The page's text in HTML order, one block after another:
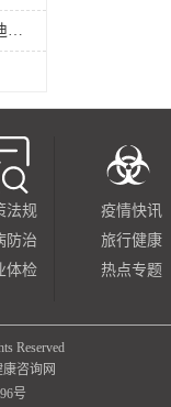
刚果民主共和国和乌干达的埃博拉·本迪布乔病毒病（2026-08-04）
法规
防治
体检
疫情快讯
旅行健康
热点专题
Reserved
咨询网
号